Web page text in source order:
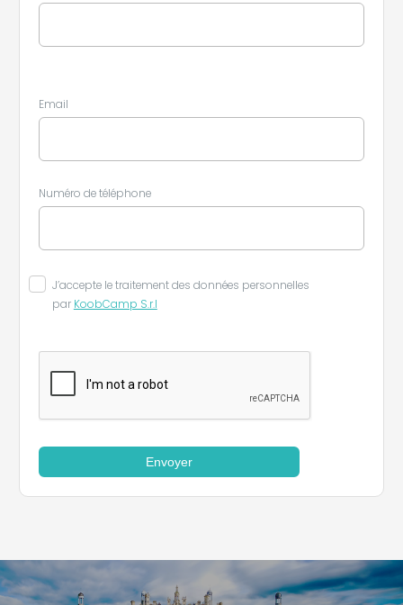
Email
Numéro de téléphone
J’accepte le traitement des données personnelles
par KoobCamp S.r.l
Envoyer